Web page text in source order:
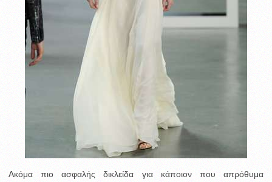
Ακόμα πιο ασφαλής δικλείδα για κάποιον που απρόθυμα